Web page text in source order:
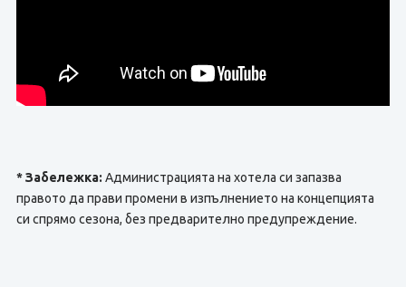
* Забележка: Администрацията на хотела си запазва
правото да прави промени в изпълнението на концепцията
си спрямо сезона, без предварително предупреждение.